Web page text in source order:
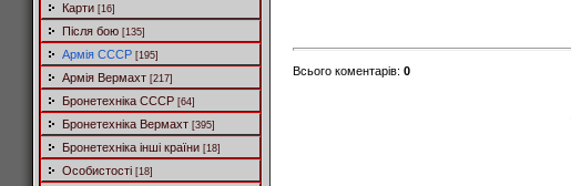
Карти [16]
Після бою [135]
Армія СССР [195]
Армія Вермахт [217]
Бронетехніка СССР [64]
Бронетехніка Вермахт [395]
Бронетехніка інші країни [18]
Особистості [18]
Всього коментарів: 0